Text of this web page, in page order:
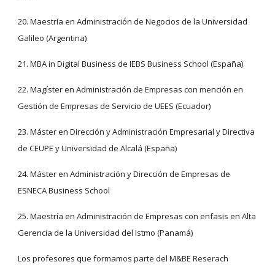
20. Maestría en Administración de Negocios de la Universidad
Galileo (Argentina)
21. MBA in Digital Business de IEBS Business School (España)
22. Magíster en Administración de Empresas con mención en
Gestión de Empresas de Servicio de UEES (Ecuador)
23. Máster en Dirección y Administración Empresarial y Directiva
de CEUPE y Universidad de Alcalá (España)
24. Máster en Administración y Dirección de Empresas de
ESNECA Business School
25. Maestría en Administración de Empresas con enfasis en Alta
Gerencia de la Universidad del Istmo (Panamá)
Los profesores que formamos parte del M&BE Reserach